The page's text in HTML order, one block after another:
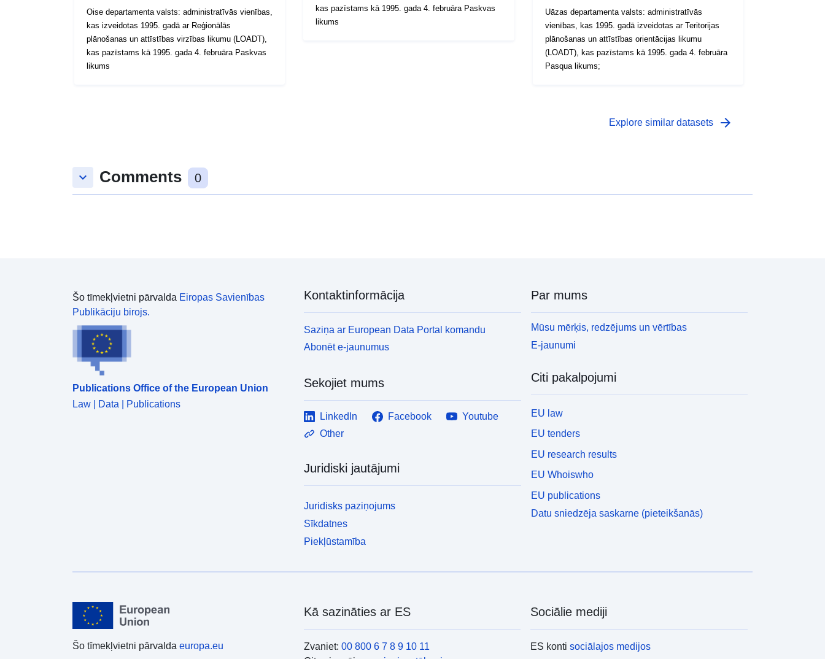
Oise departamenta valsts: administratīvās vienības,
kas izveidotas 1995. gadā ar Reģionālās
plānošanas un attīstības virzības likumu (LOADT),
kas pazīstams kā 1995. gada 4. februāra Paskvas
likums
kas pazīstams kā 1995. gada 4. februāra Paskvas
likums
Uāzas departamenta valsts: administratīvās
vienības, kas 1995. gadā izveidotas ar Teritorijas
plānošanas un attīstības orientācijas likumu
(LOADT), kas pazīstams kā 1995. gada 4. februāra
Pasqua likums;
Explore similar datasets arrow_forward
keyboard_arrow_down Comments 0
Šo tīmekļvietni pārvalda Eiropas Savienības
Publikāciju birojs.
Publications Office of the European Union
Law | Data | Publications
Kontaktinformācija
Saziņa ar European Data Portal komandu
Abonēt e-jaunumus
Sekojiet mums
LinkedIn Facebook
Youtube
Other
Juridiski jautājumi
Juridisks paziņojums
Sīkdatnes
Piekļūstamība
Par mums
Mūsu mērķis, redzējums un vērtības
E-jaunumi
Citi pakalpojumi
EU law
EU tenders
EU research results
EU Whoiswho
EU publications
Datu sniedzēja saskarne (pieteikšanās)
Šo tīmekļvietni pārvalda europa.eu
Kā sazināties ar ES
Zvaniet: 00 800 6 7 8 9 10 11
Sociālie mediji
ES kontisociālajos medijos